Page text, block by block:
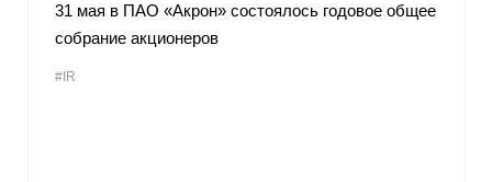
31 мая в ПАО «Акрон» состоялось годовое общее
собрание акционеров
#IR